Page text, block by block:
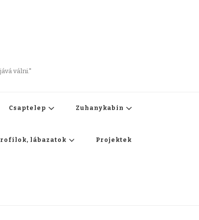
válni."
Csaptelep Zuhanykabin
lábazatok Projektek